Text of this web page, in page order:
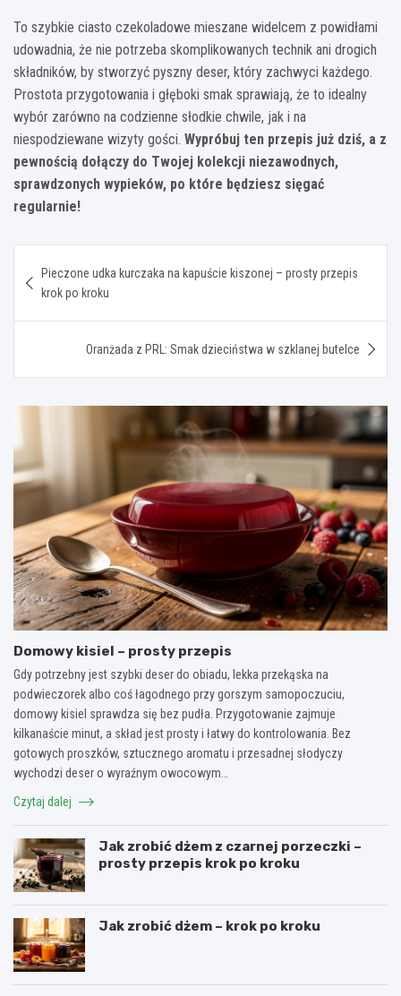
To szybkie ciasto czekoladowe mieszane widelcem z powidłami
udowadnia, że nie potrzeba skomplikowanych technik ani drogich
składników, by stworzyć pyszny deser, który zachwyci każdego.
Prostota przygotowania i głęboki smak sprawiają, że to idealny
wybór zarówno na codzienne słodkie chwile, jak i na
niespodziewane wizyty gości. Wypróbuj ten przepis już dziś, a z
pewnością dołączy do Twojej kolekcji niezawodnych,
sprawdzonych wypieków, po które będziesz sięgać
regularnie!
wpisu
Pieczone udka kurczaka na kapuście kiszonej – prosty przepis
krok po kroku
Oranżada z PRL: Smak dzieciństwa w szklanej butelce
Domowy kisiel – prosty przepis
Gdy potrzebny jest szybki deser do obiadu, lekka przekąska na
podwieczorek albo coś łagodnego przy gorszym samopoczuciu,
domowy kisiel sprawdza się bez pudła. Przygotowanie zajmuje
kilkanaście minut, a skład jest prosty i łatwy do kontrolowania. Bez
gotowych proszków, sztucznego aromatu i przesadnej słodyczy
wychodzi deser o wyraźnym owocowym…
Czytaj dalej
Jak zrobić dżem z czarnej porzeczki –
prosty przepis krok po kroku
Jak zrobić dżem – krok po kroku